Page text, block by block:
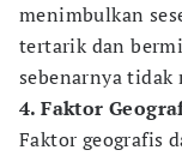
menimbulkan
tertarik dan
sebenarnya tidak
4. Faktor
Faktor geografis